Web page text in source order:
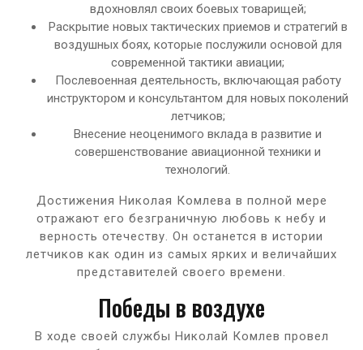
вдохновлял своих боевых товарищей;
Раскрытие новых тактических приемов и стратегий в
воздушных боях, которые послужили основой для
современной тактики авиации;
Послевоенная деятельность, включающая работу
инструктором и консультантом для новых поколений
летчиков;
Внесение неоценимого вклада в развитие и
совершенствование авиационной техники и
технологий.
Достижения Николая Комлева в полной мере
отражают его безграничную любовь к небу и
верность отечеству. Он останется в истории
летчиков как один из самых ярких и величайших
представителей своего времени.
Победы в воздухе
В ходе своей службы Николай Комлев провел